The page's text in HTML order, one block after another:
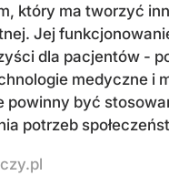
który ma tworzyć
Jej
dla pacjentów -
medyczne i
powinny być
potrzeb